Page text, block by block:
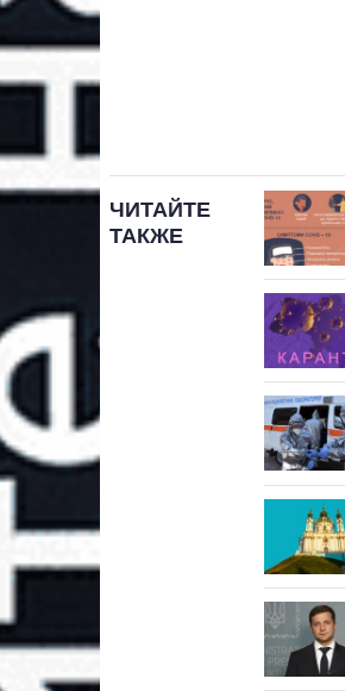
ЧИТАЙТЕ
ТАКЖЕ